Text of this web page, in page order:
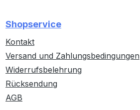
Shopservice
Kontakt
Versand und Zahlungsbedingungen
Widerrufsbelehrung
Rücksendung
AGB